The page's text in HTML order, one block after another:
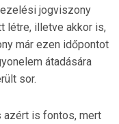
jogviszony
létre, illetve akkor is,
már ezen időpontot
átadására
sor.
azért is fontos, mert